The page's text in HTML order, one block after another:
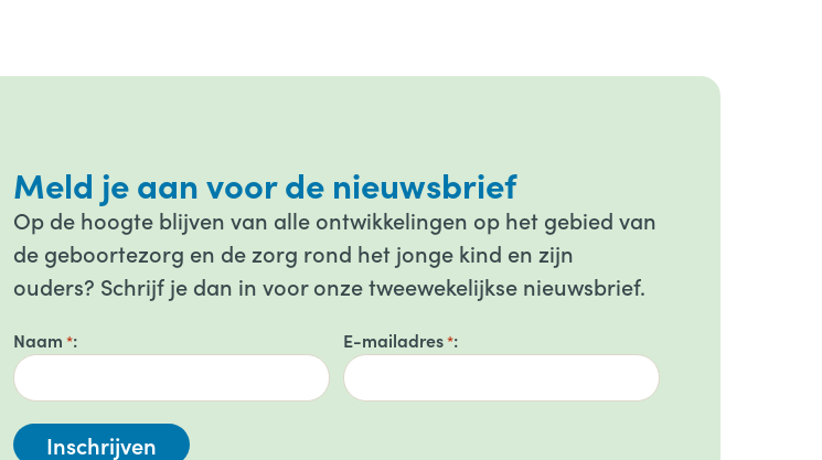
Meld je aan voor de nieuwsbrief
Op de hoogte blijven van alle ontwikkelingen op het gebied van
de geboortezorg en de zorg rond het jonge kind en zijn
ouders? Schrijf je dan in voor onze tweewekelijkse nieuwsbrief.
Naam * E-mailadres*